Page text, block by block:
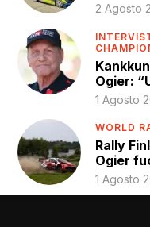
2 Agosto
Ogier:
1 Agosto
WORLD
Rally
Ogier
1 Agosto